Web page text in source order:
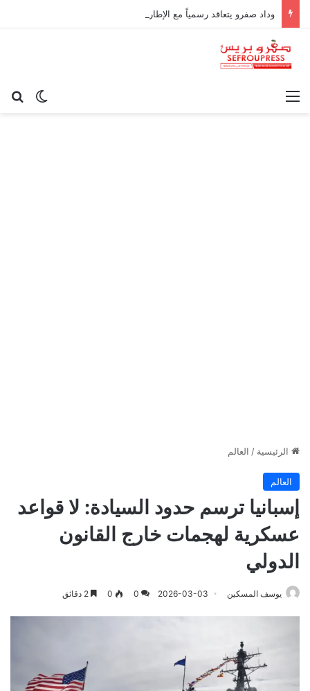
الوضع القائمة
الرئيسية / العالم
العالم
إسبانيا ترسم حدود السيادة: لا قواعد
عسكرية لهجمات خارج القانون
الدولي
يوسف المسكين 2026-03-03
0
0